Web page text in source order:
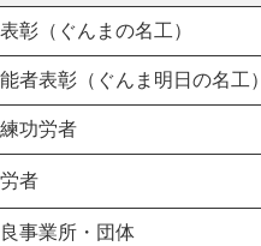
彰（ぐんまの名工）
者表彰（ぐんま明日の名工）
功労者
者
事業所・団体